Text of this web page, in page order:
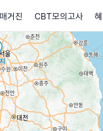
거진 CBT모의고사